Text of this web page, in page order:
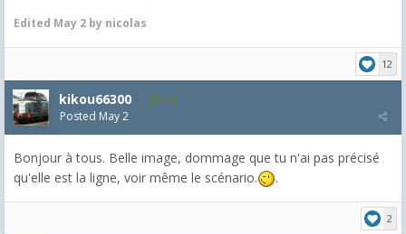
Edited May 2 by nicolas
12
kikou66300 538
Posted May 2
Bonjour à tous. Belle image, dommage que tu n'ai pas précisé
qu'elle est la ligne, voir même le scénario.
.
2